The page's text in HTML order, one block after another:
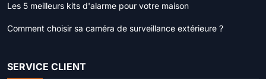
Les 5 meilleurs kits d'alarme pour votre maison
Comment choisir sa caméra de surveillance extérieure ?
SERVICE CLIENT